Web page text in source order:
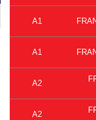
A1
A1
A2
A2